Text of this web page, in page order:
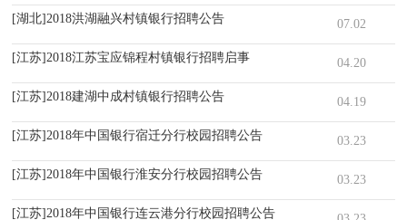
[湖北]2018洪湖融兴村镇银行招聘公告 07.02
[江苏]2018江苏宝应锦程村镇银行招聘启事 04.20
[江苏]2018建湖中成村镇银行招聘公告 04.19
[江苏]2018年中国银行宿迁分行校园招聘公告 03.23
[江苏]2018年中国银行淮安分行校园招聘公告 03.23
[江苏]2018年中国银行连云港分行校园招聘公告